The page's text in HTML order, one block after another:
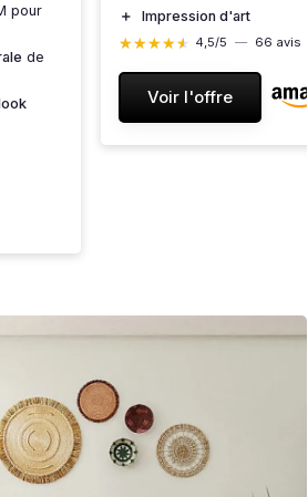
pour
de
＋
Impression d'art
★★★★★
★★★★★ 4,5/5 — 66 avis
Voir l'offre